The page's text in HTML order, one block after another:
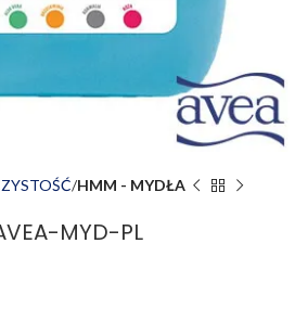
HMM - MYDŁA
MYD-PL